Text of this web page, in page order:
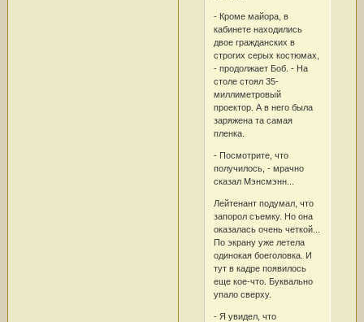
- Кроме майора, в
кабинете находились
двое гражданских в
строгих серых костюмах,
- продолжает Боб. - На
столе стоял 35-
миллиметровый
проектор. А в него была
заряжена та самая
пленка.
- Посмотрите, что
получилось, - мрачно
сказал Мэнсмэнн...
Лейтенант подумал, что
запорол съемку. Но она
оказалась очень четкой...
По экрану уже летела
одинокая боеголовка. И
тут в кадре появилось
еще кое-что. Буквально
упало сверху.
- Я увидел, что